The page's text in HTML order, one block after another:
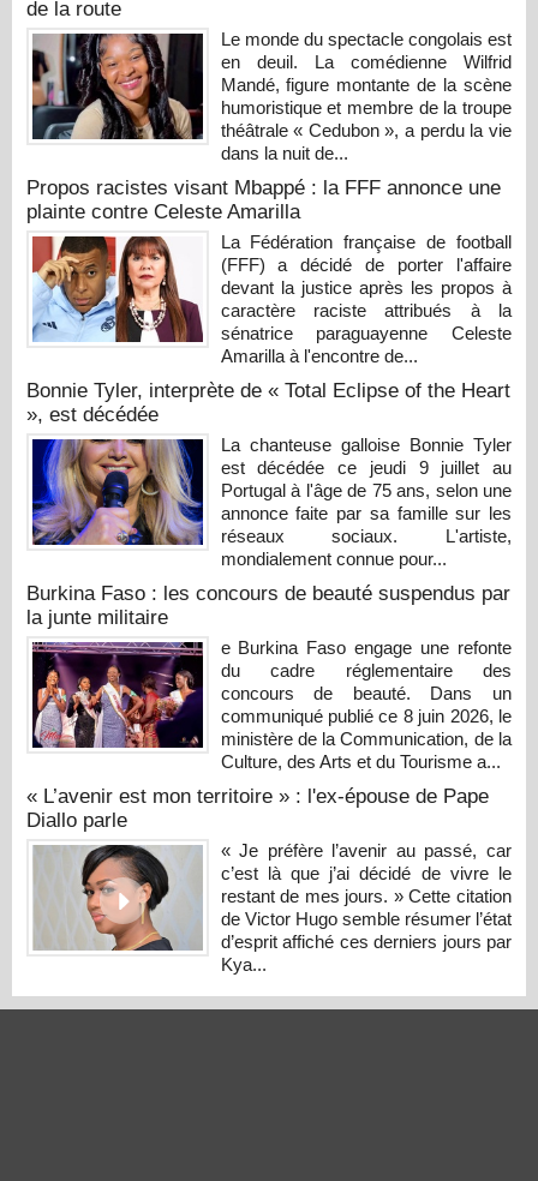
de la route
Le monde du spectacle congolais est
en deuil. La comédienne Wilfrid
Mandé, figure montante de la scène
humoristique et membre de la troupe
théâtrale « Cedubon », a perdu la vie
dans la nuit de...
Propos racistes visant Mbappé : la FFF annonce une
plainte contre Celeste Amarilla
La Fédération française de football
(FFF) a décidé de porter l'affaire
devant la justice après les propos à
caractère raciste attribués à la
sénatrice paraguayenne Celeste
Amarilla à l'encontre de...
Bonnie Tyler, interprète de « Total Eclipse of the Heart
», est décédée
La chanteuse galloise Bonnie Tyler
est décédée ce jeudi 9 juillet au
Portugal à l'âge de 75 ans, selon une
annonce faite par sa famille sur les
réseaux sociaux. L'artiste,
mondialement connue pour...
Burkina Faso : les concours de beauté suspendus par
la junte militaire
e Burkina Faso engage une refonte
du cadre réglementaire des
concours de beauté. Dans un
communiqué publié ce 8 juin 2026, le
ministère de la Communication, de la
Culture, des Arts et du Tourisme a...
« L’avenir est mon territoire » : l'ex-épouse de Pape
Diallo parle
« Je préfère l’avenir au passé, car
c’est là que j’ai décidé de vivre le
restant de mes jours. » Cette citation
de Victor Hugo semble résumer l’état
d’esprit affiché ces derniers jours par
Kya...